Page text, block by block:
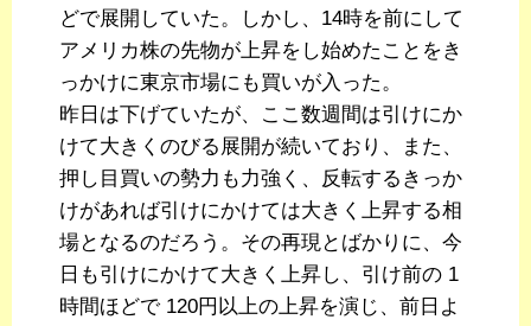
どで展開していた。しかし、14時を前にして
アメリカ株の先物が上昇をし始めたことをき
っかけに東京市場にも買いが入った。
昨日は下げていたが、ここ数週間は引けにか
けて大きくのびる展開が続いており、また、
押し目買いの勢力も力強く、反転するきっか
けがあれば引けにかけては大きく上昇する相
場となるのだろう。その再現とばかりに、今
日も引けにかけて大きく上昇し、引け前の 1
時間ほどで 120円以上の上昇を演じ、前日よ